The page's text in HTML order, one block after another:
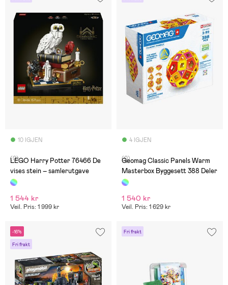
10 IGJEN
(0)
LEGO Harry Potter 76466 De
vises stein – samlerutgave
1 544 kr
Veil. Pris: 1 999 kr
4 IGJEN
(0)
Geomag Classic Panels Warm
Masterbox Byggesett 388 Deler
1 540 kr
Veil. Pris: 1 629 kr
-16%
Fri frakt
Fri frakt